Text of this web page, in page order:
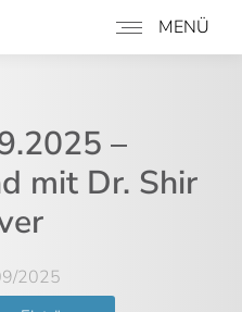
MENÜ
–
mit Dr. Shir
2025